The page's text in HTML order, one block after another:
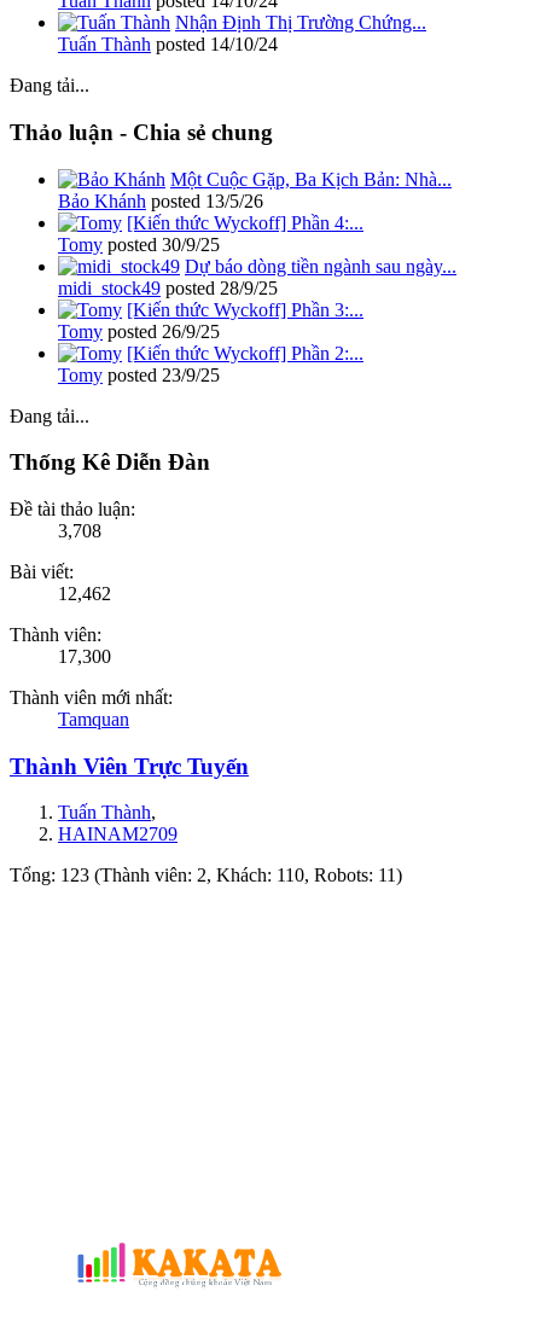
Nhận Định Thị Trường Chứng...
Tuấn Thành posted 14/10/24
Đang tải...
Thảo luận - Chia sẻ chung
Một Cuộc Gặp, Ba Kịch Bản: Nhà...
Bảo Khánh posted 13/5/26
[Kiến thức Wyckoff] Phần 4:...
Tomy posted 30/9/25
Dự báo dòng tiền ngành sau ngày...
midi_stock49 posted 28/9/25
[Kiến thức Wyckoff] Phần 3:...
Tomy posted 26/9/25
[Kiến thức Wyckoff] Phần 2:...
Tomy posted 23/9/25
Đang tải...
Thống Kê Diễn Đàn
Đề tài thảo luận:
3,708
Bài viết:
12,462
Thành viên:
17,300
Thành viên mới nhất:
Tamquan
Thành Viên Trực Tuyến
Tuấn Thành,
HAINAM2709
Tổng: 123 (Thành viên: 2, Khách: 110, Robots: 11)